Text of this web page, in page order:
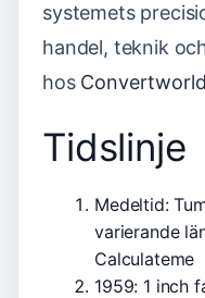
systemets
handel, teknik
hos Convertworld
Tidslinje
Medeltid:
varierande
Calculateme
1959: 1 inch